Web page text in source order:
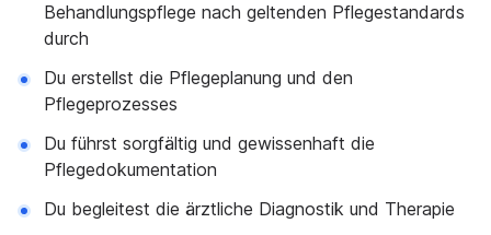
Behandlungspflege nach geltenden Pflegestandards
durch
Du erstellst die Pflegeplanung und den
Pflegeprozesses
Du führst sorgfältig und gewissenhaft die
Pflegedokumentation
Du begleitest die ärztliche Diagnostik und Therapie